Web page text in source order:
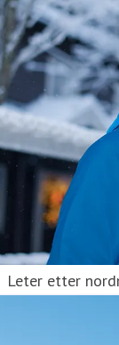
Leter etter